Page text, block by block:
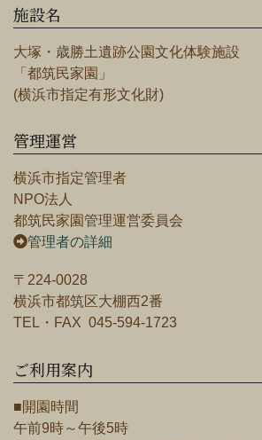
施設名
大塚・歳勝土遺跡公園文化体験施設
「都筑民家園」
(横浜市指定有形文化財)
管理運営
横浜市指定管理者
NPO法人
都筑民家園管理運営委員会
管理者の詳細
〒224-0028
横浜市都筑区大棚西2番
TEL・FAX 045-594-1723
ご利用案内
■開園時間
午前9時～午後5時